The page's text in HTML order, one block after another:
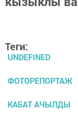
Теги:
UNDEFINED
ФОТОРЕПОРТАЖ
КАБАТ АЧЫЛДЫ